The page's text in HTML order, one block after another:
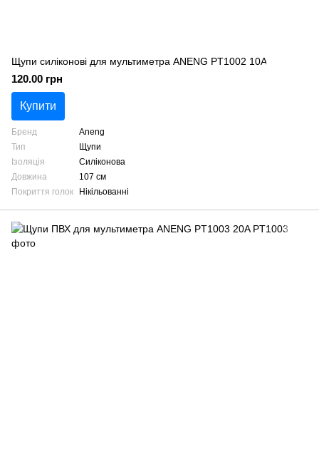
Щупи силіконові для мультиметра ANENG PT1002 10A
120.00 грн
Купити
Бренд
Aneng
Тип
Щупи
Ізоляція
Силіконова
Довжина
107 см
Покриття голок
Нікільованні